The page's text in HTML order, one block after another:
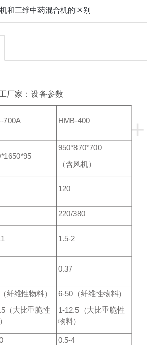
和三维中药混合机的区别
厂家：设备参数
+
700A HMB-400
950*870*700
（含风机）
120
220/380
1.5-2
0.37
纤维性物料）
（大比重脆性
6-50（纤维性物料）
1-12.5（大比重脆性
物料）
0.5-4